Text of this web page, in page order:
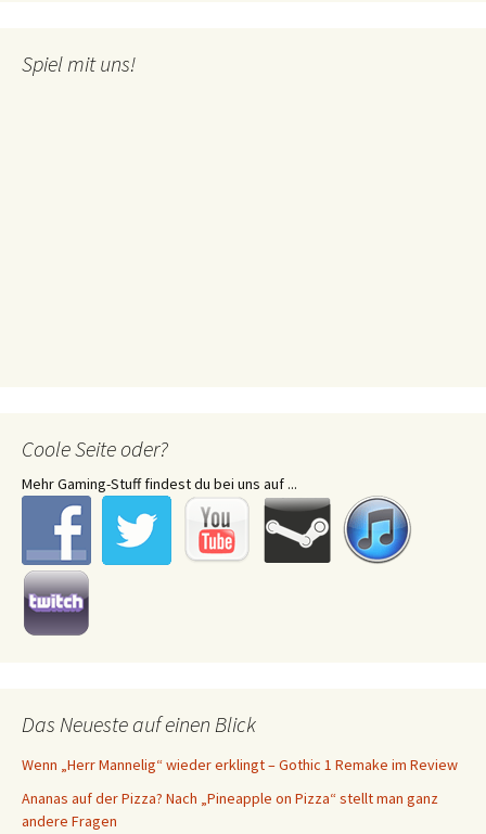
Spiel mit uns!
Coole Seite oder?
Mehr Gaming-Stuff findest du bei uns auf ...
Das Neueste auf einen Blick
Wenn „Herr Mannelig“ wieder erklingt – Gothic 1 Remake im Review
Ananas auf der Pizza? Nach „Pineapple on Pizza“ stellt man ganz
andere Fragen